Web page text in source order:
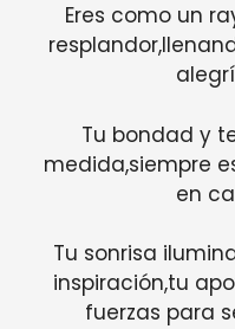
Eres como un
Tu bondad y
medida,siempre
en
Tu sonrisa
inspiración,tu
fuerzas para